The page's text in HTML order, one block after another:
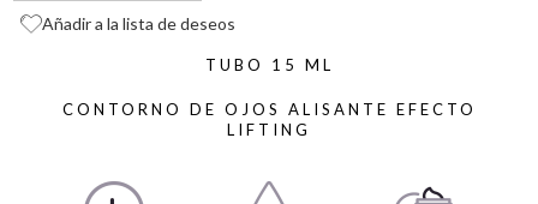
Añadir a la lista de deseos
TUBO 15 ML
CONTORNO DE OJOS ALISANTE EFECTO
LIFTING